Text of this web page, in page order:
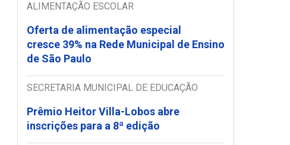
ALIMENTAÇÃO ESCOLAR
Oferta de alimentação especial
cresce 39% na Rede Municipal de Ensino
de São Paulo
SECRETARIA MUNICIPAL DE EDUCAÇÃO
Prêmio Heitor Villa-Lobos abre
inscrições para a 8ª edição